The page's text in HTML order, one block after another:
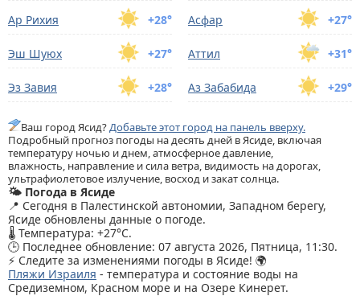
+28°
Ар Рихия +27°
Асфар
+27°
Эш Шуюх +31°
Аттил
+28°
Эз Завия +29°
Аз Забабида
Ваш город Ясид?Добавьте этот город на панель вверху.
Подробный прогноз погоды на десять дней в Ясиде, включая
температуру ночью и днем, атмосферное давление,
влажность, направление и сила ветра, видимость на дорогах,
ультрафиолетовое излучение, восход и закат солнца.
🌤️ Погода в Ясиде
📍 Сегодня в Палестинской автономии, Западном берегу,
Ясиде обновлены данные о погоде.
🌡️ Температура: +27°C.
🕒 Последнее обновление: 07 августа 2026, Пятница, 11:30.
⚡ Следите за изменениями погоды в Ясиде! 🌍
Пляжи Израиля - температура и состояние воды на
Средиземном, Красном море и на Озере Кинерет.